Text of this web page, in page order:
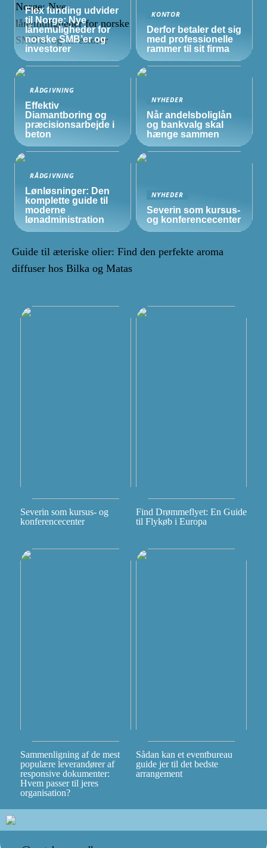
Flex funding udvider
til Norge: Nye
lånemuligheder for
norskeSMB’erog
investorer
KONTOR
Derfor betaler det sig
med professionelle
rammer til sit firma
RÅDGIVNING
Effektiv
Diamantboring og
præcisionsarbejde i
beton
NYHEDER
Når andelsboliglån
og bankvalg skal
hænge sammen
RÅDGIVNING
Lønløsninger: Den
komplette guide til
moderne
lønadministration
NYHEDER
Severin som kursus-
og konferencecenter
Guide til æteriske olier: Find den perfekte aroma
diffuser hos Bilka og Matas
Severin som kursus- og
konferencecenter
Find Drømmeflyet: En Guide
til Flykøb i Europa
Sammenligning af de mest
populære leverandører af
responsive dokumenter:
Hvem passer til jeres
organisation?
Sådan kan et eventbureau
guide jer til det bedste
arrangement